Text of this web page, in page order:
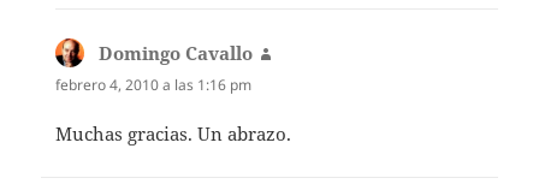
Domingo Cavallo
febrero 4, 2010 a las 1:16 pm
Muchas gracias. Un abrazo.